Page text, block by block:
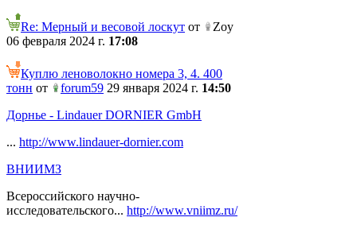
Re: Мерный и весовой лоскут от
Zoy
06 февраля 2024 г. 17:08
Куплю леноволокно номера 3, 4. 400
тонн от forum59 29 января 2024 г. 14:50
Дорнье - Lindauer DORNIER GmbH
... http://www.lindauer-dornier.com
ВНИИМЗ
Всероссийского научно-
исследовательского... http://www.vniimz.ru/